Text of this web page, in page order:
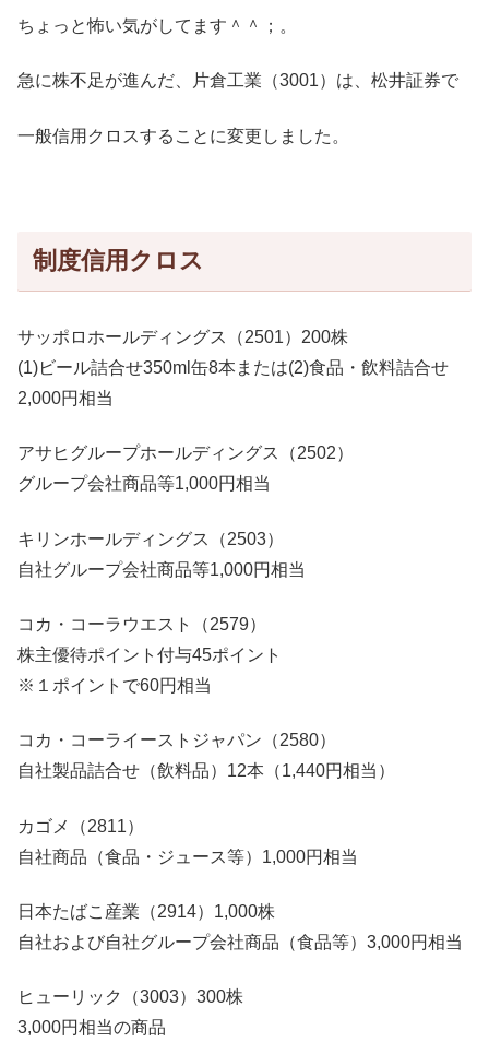
ちょっと怖い気がしてます＾＾；。
急に株不足が進んだ、片倉工業（3001）は、松井証券で
一般信用クロスすることに変更しました。
制度信用クロス
サッポロホールディングス（2501）200株
(1)ビール詰合せ350ml缶8本または(2)食品・飲料詰合せ
2,000円相当
アサヒグループホールディングス（2502）
グループ会社商品等1,000円相当
キリンホールディングス（2503）
自社グループ会社商品等1,000円相当
コカ・コーラウエスト（2579）
株主優待ポイント付与45ポイント
※１ポイントで60円相当
コカ・コーライーストジャパン（2580）
自社製品詰合せ（飲料品）12本（1,440円相当）
カゴメ（2811）
自社商品（食品・ジュース等）1,000円相当
日本たばこ産業（2914）1,000株
自社および自社グループ会社商品（食品等）3,000円相当
ヒューリック（3003）300株
3,000円相当の商品